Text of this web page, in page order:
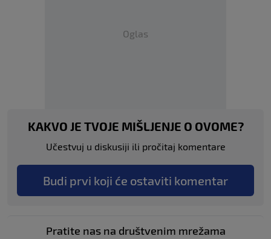
Oglas
KAKVO JE TVOJE MIŠLJENJE O OVOME?
Učestvuj u diskusiji ili pročitaj komentare
Budi prvi koji će ostaviti komentar
Pratite nas na društvenim mrežama